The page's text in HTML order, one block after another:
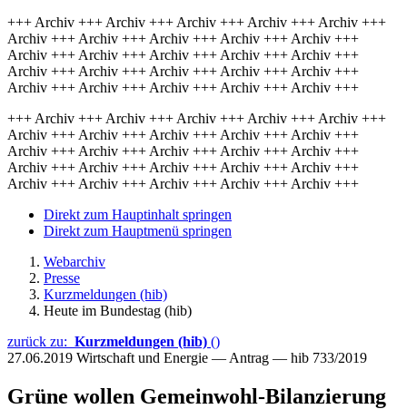
+++ Archiv +++ Archiv +++ Archiv +++ Archiv +++ Archiv +++
Archiv +++ Archiv +++ Archiv +++ Archiv +++ Archiv +++
Archiv +++ Archiv +++ Archiv +++ Archiv +++ Archiv +++
Archiv +++ Archiv +++ Archiv +++ Archiv +++ Archiv +++
Archiv +++ Archiv +++ Archiv +++ Archiv +++ Archiv +++
+++ Archiv +++ Archiv +++ Archiv +++ Archiv +++ Archiv +++
Archiv +++ Archiv +++ Archiv +++ Archiv +++ Archiv +++
Archiv +++ Archiv +++ Archiv +++ Archiv +++ Archiv +++
Archiv +++ Archiv +++ Archiv +++ Archiv +++ Archiv +++
Archiv +++ Archiv +++ Archiv +++ Archiv +++ Archiv +++
Direkt zum Hauptinhalt springen
Direkt zum Hauptmenü springen
Webarchiv
Presse
Kurzmeldungen (hib)
Heute im Bundestag (hib)
zurück zu: Kurzmeldungen (hib) ()
27.06.2019 Wirtschaft und Energie — Antrag — hib 733/2019
Grüne wollen Gemeinwohl-Bilanzierung